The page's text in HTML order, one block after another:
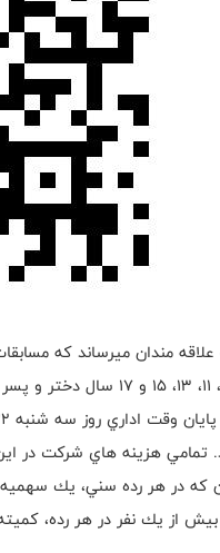
سني زير ٧، ٩، ١١،
تمامي هزينه هاي شركت در
كه در هر رده سني، يك
بيش از يك نفر در هر رده،